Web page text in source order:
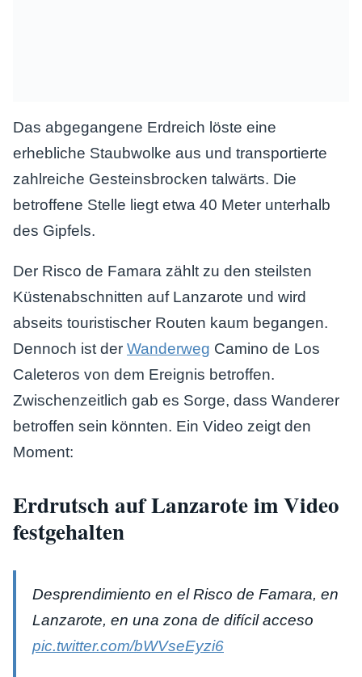
Das abgegangene Erdreich löste eine
erhebliche Staubwolke aus und transportierte
zahlreiche Gesteinsbrocken talwärts. Die
betroffene Stelle liegt etwa 40 Meter unterhalb
des Gipfels.
Der Risco de Famara zählt zu den steilsten
Küstenabschnitten auf Lanzarote und wird
abseits touristischer Routen kaum begangen.
Dennoch ist der Wanderweg Camino de Los
Caleteros von dem Ereignis betroffen.
Zwischenzeitlich gab es Sorge, dass Wanderer
betroffen sein könnten. Ein Video zeigt den
Moment:
Erdrutsch auf Lanzarote im Video
festgehalten
Desprendimiento en el Risco de Famara, en
Lanzarote, en una zona de difícil acceso
pic.twitter.com/bWVseEyzi6